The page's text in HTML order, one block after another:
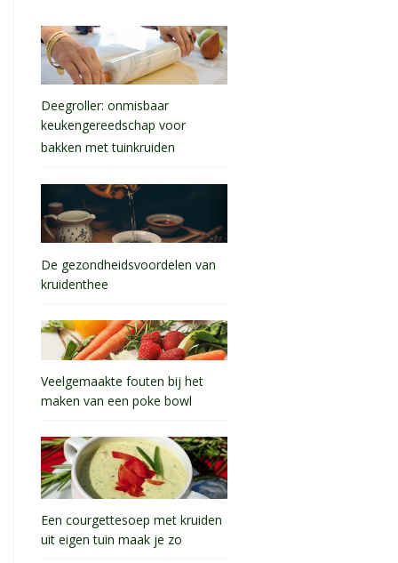
Deegroller: onmisbaar
keukengereedschap voor
bakken met tuinkruiden
De gezondheidsvoordelen van
kruidenthee
Veelgemaakte fouten bij het
maken van een poke bowl
Een courgettesoep met kruiden
uit eigen tuin maak je zo